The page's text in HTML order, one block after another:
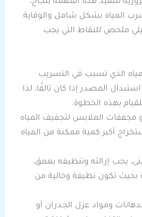
لتنفيذ هذه المهمة بنجاح،
المياه بشكل شامل والوقاية
ملخص للنقاط التي يجب
الذي تسبب في التسريب
المصدر إذا كان تالفًا، لذا
بهذه الخطوة.
مجففات الملابس لتجفيف المياه
أكبر كمية ممكنة من المياه
يجب إزالته وتنظيفه بعمق،
بحيث تكون نظيفة وخالية من
ومواد عزل الجدران أو